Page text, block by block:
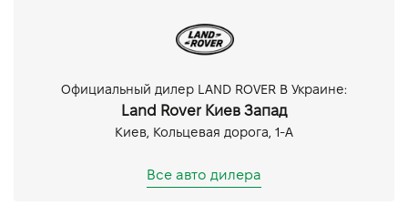
Официальный дилер LAND ROVER В Украине:
Land Rover Киев Запад
Киев, Кольцевая дорога, 1-А
Все авто дилера